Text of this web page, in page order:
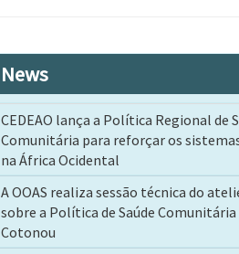
News
CEDEAO lança a Política Regional de
Comunitária para reforçar os
na África Ocidental
A OOAS realiza sessão técnica do
sobre a Política de Saúde Comunitária
Cotonou